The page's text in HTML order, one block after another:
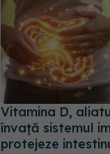
Vitamina D,
învață sistemul
protejeze